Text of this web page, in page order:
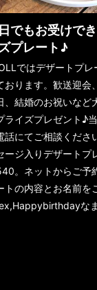
でもお受けで
プレート♪
ではデザートプレ
おります。歓送迎会
、結婚のお祝いなど
ライズプレゼント♪
話にてご相談くださ
ージ入りデザートプ
。ネットからご予
トの内容とお名前を
な